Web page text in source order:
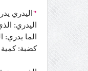
" اليدري
اليدري:
الما يدري:
كضبة: